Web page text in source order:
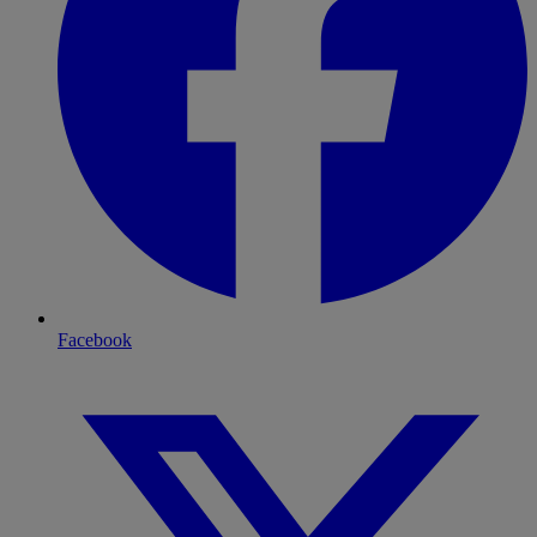
Facebook